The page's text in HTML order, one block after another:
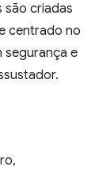
são criadas
centrado no
segurança e